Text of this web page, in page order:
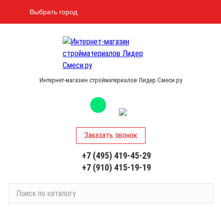
Выбрать город
Интернет-магазин стройматериалов Лидер Смеси.ру
Заказать звонок
+7 (495) 419-45-29
+7 (910) 415-19-19